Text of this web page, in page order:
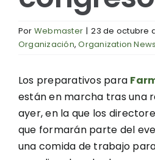
Por Webmaster | 23 de octubre
Organización,Organization News
Los preparativos para
están en marcha tras una
ayer, en la que los
que formarán parte del
una comida de trabajo